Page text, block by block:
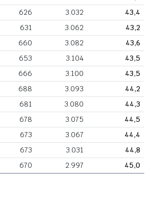
626 3.032
43,4
631 3.062
43,2
660 3.082
43,6
653 3.104
43,5
666 3.100
43,5
688 3.093
44,2
681 3.080
44,3
678 3.075
44,5
673 3.067
44,4
673 3.031
44,8
670 2.997 45,0